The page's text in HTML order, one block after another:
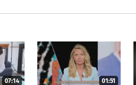
07:14 01:51